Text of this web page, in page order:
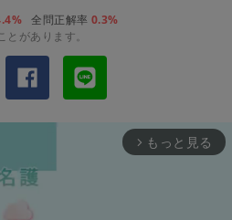
全問正解率 0.3%
があります。
arrow_forward_ios もっと見る